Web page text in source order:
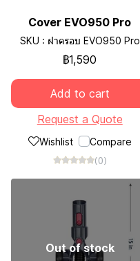
Cover EVO950 Pro
SKU : ฝาครอบ EVO950 Pro
฿1,590
Add to cart
Request a Quote
Wishlist Compare
(0)
Out of stock